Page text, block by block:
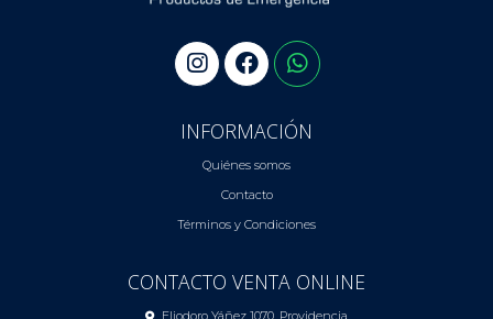
INFORMACIÓN
Quiénes somos
Contacto
Términos y Condiciones
CONTACTO VENTA ONLINE